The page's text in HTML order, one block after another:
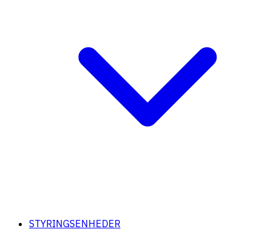
STYRINGSENHEDER